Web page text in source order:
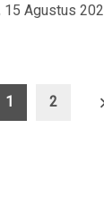
15 Agustus
1 2